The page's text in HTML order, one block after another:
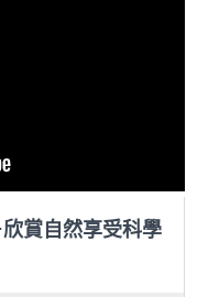
欣賞自然享受科學